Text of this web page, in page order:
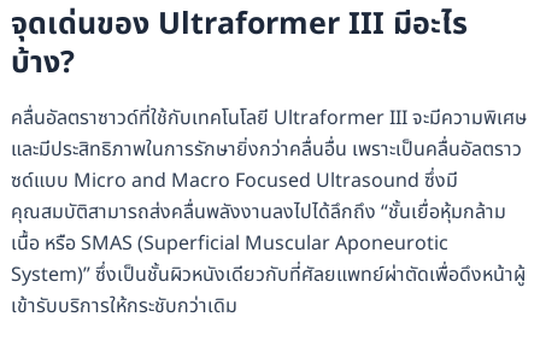
จุดเด่นของ Ultraformer III มีอะไร
บ้าง?
คลื่นอัลตราซาวด์ที่ใช้กับเทคโนโลยี Ultraformer III จะมีความพิเศษ
และมีประสิทธิภาพในการรักษายิ่งกว่าคลื่นอื่น เพราะเป็นคลื่นอัลตราว
ซด์แบบ Micro and Macro Focused Ultrasound ซึ่งมี
คุณสมบัติสามารถส่งคลื่นพลังงานลงไปได้ลึกถึง “ชั้นเยื่อหุ้มกล้าม
เนื้อ หรือ SMAS (Superficial Muscular Aponeurotic
System)” ซึ่งเป็นชั้นผิวหนังเดียวกับที่ศัลยแพทย์ผ่าตัดเพื่อดึงหน้าผู้
เข้ารับบริการให้กระชับกว่าเดิม